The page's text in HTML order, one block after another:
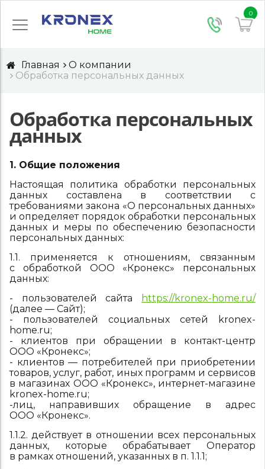
0
Главная
О компании
Обработка персональных данных
Обработка персональных
данных
1. Общие положения
Настоящая политика обработки персональных
данных составлена в соответствии с
требованиями закона «О персональных данных»
и определяет порядок обработки персональных
данных и меры по обеспечению безопасности
персональных данных:
1.1. применяется к отношениям, связанным
с обработкой ООО «Кронекс» персональных
данных:
- пользователей сайта
https://kronex-home.ru/
(далее — Сайт);
- пользователей социальных сетей kronex-
home.ru;
- клиентов при обращении в контакт-центр
ООО «Кронекс»;
- клиентов — потребителей при приобретении
товаров, услуг, работ, иных программ и сервисов
в магазинах ООО «Кронекс», интернет-магазине
kronex-home.ru;
-лиц, направивших обращение в адрес
ООО «Кронекс».
1.1.2. действует в отношении всех персональных
данных, которые обрабатывает Оператор
в рамках отношений, указанных в п. 1.1.1;